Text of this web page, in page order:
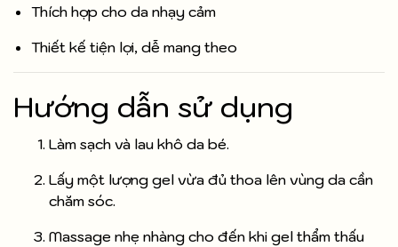
Thích hợp cho da nhạy cảm
Thiết kế tiện lợi, dễ mang theo
Hướng dẫn sử dụng
Làm sạch và lau khô da bé.
Lấy một lượng gel vừa đủ thoa lên vùng da cần
chăm sóc.
Massage nhẹ nhàng cho đến khi gel thẩm thấu